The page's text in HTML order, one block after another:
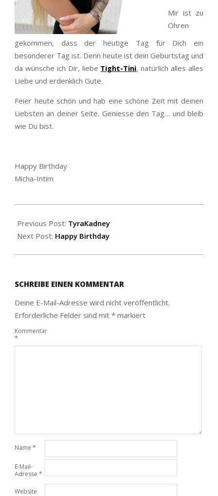
Mir ist zu
Ohren
gekommen, dass der heutige Tag für Dich ein
besonderer Tag ist. Denn heute ist dein Geburtstag und
da wünsche ich Dir, liebe Tight-Tini, natürlich alles alles
Liebe und erdenklich Gute.
Feier heute schön und hab eine schöne Zeit mit deinen
Liebsten an deiner Seite. Geniesse den Tag… und bleib
wie Du bist.
Happy Birthday
Micha-Intim
09-
06
Previous Post: TyraKadney
Next Post: Happy Birthday
SCHREIBE EINEN KOMMENTAR
Deine E-Mail-Adresse wird nicht veröffentlicht.
Erforderliche Felder sind mit * markiert
Kommentar
*
Name *
E-Mail-
Adresse *
Website